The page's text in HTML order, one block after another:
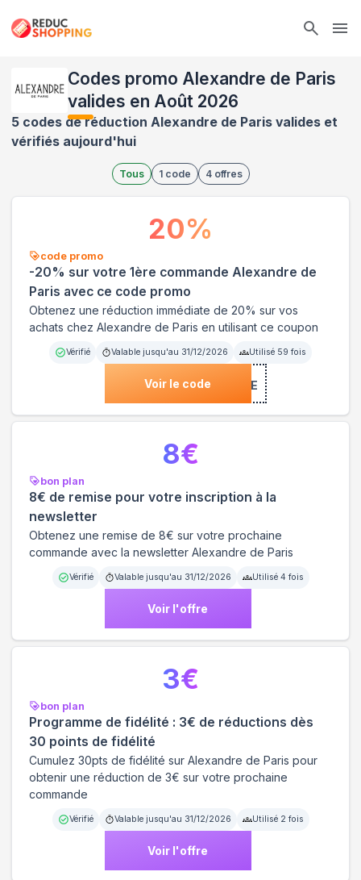
Codes promo Alexandre de Paris
valides en Août 2026
5 codes de réduction Alexandre de Paris valides et
vérifiés aujourd'hui
Tous 1 code 4 offres
code promo
-20% sur votre 1ère commande Alexandre de
Paris avec ce code promo
Obtenez une réduction immédiate de 20% sur vos
achats chez Alexandre de Paris en utilisant ce coupon
Vérifié Valable jusqu'au 31/12/2026 Utilisé 59 fois
Voir le code***COME
20%
bon plan
8€ de remise pour votre inscription à la
newsletter
Obtenez une remise de 8€ sur votre prochaine
commande avec la newsletter Alexandre de Paris
Vérifié Valable jusqu'au 31/12/2026 Utilisé 4 fois
Voir l'offre
8€
bon plan
Programme de fidélité : 3€ de réductions dès
30 points de fidélité
Cumulez 30pts de fidélité sur Alexandre de Paris pour
obtenir une réduction de 3€ sur votre prochaine
commande
Vérifié Valable jusqu'au 31/12/2026 Utilisé 2 fois
Voir l'offre
3€